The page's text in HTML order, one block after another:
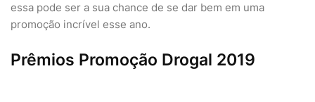
essa pode ser a sua chance de se dar bem em uma
promoção incrível esse ano.
Prêmios Promoção Drogal 2019